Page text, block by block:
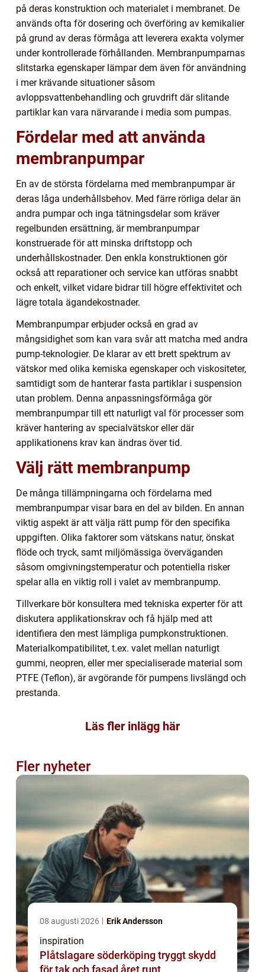
på deras konstruktion och materialet i membranet. De
används ofta för dosering och överföring av kemikalier
på grund av deras förmåga att leverera exakta volymer
under kontrollerade förhållanden. Membranpumparnas
slitstarka egenskaper lämpar dem även för användning
i mer krävande situationer såsom
avloppsvattenbehandling och gruvdrift där slitande
partiklar kan vara närvarande i media som pumpas.
Fördelar med att använda
membranpumpar
En av de största fördelarna med membranpumpar är
deras låga underhållsbehov. Med färre rörliga delar än
andra pumpar och inga tätningsdelar som kräver
regelbunden ersättning, är membranpumpar
konstruerade för att minska driftstopp och
underhållskostnader. Den enkla konstruktionen gör
också att reparationer och service kan utföras snabbt
och enkelt, vilket vidare bidrar till högre effektivitet och
lägre totala ägandekostnader.
Membranpumpar erbjuder också en grad av
mångsidighet som kan vara svår att matcha med andra
pump-teknologier. De klarar av ett brett spektrum av
vätskor med olika kemiska egenskaper och viskositeter,
samtidigt som de hanterar fasta partiklar i suspension
utan problem. Denna anpassningsförmåga gör
membranpumpar till ett naturligt val för processer som
kräver hantering av specialvätskor eller där
applikationens krav kan ändras över tid.
Välj rätt membranpump
De många tillämpningarna och fördelarna med
membranpumpar visar bara en del av bilden. En annan
viktig aspekt är att välja rätt pump för den specifika
uppgiften. Olika faktorer som vätskans natur, önskat
flöde och tryck, samt miljömässiga överväganden
såsom omgivningstemperatur och potentiella risker
spelar alla en viktig roll i valet av membranpump.
Tillverkare bör konsultera med tekniska experter för att
diskutera applikationskrav och få hjälp med att
identifiera den mest lämpliga pumpkonstruktionen.
Materialkompatibilitet, t.ex. valet mellan naturligt
gummi, neopren, eller mer specialiserade material som
PTFE (Teflon), är avgörande för pumpens livslängd och
prestanda.
Läs fler inlägg här
Fler nyheter
08 augusti 2026 Erik Andersson
inspiration
Plåtslagare söderköping tryggt skydd
för tak och fasad året runt